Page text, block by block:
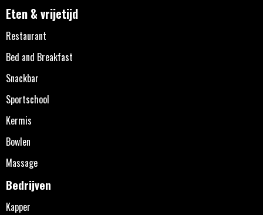
Eten & vrijetijd
Restaurant
Bed and Breakfast
Snackbar
Sportschool
Kermis
Bowlen
Massage
Bedrijven
Kapper